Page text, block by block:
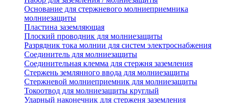
Основание для стержневого молниеприемника
молниезащиты
Пластина заземляющая
Плоский проводник для молниезащиты
Разрядник тока молнии для систем электроснабжения
Соединитель для молниезащиты
Соединительная клемма для стержня заземления
Стержень землянного ввода для молниезащиты
Стержневой молниеприемник для молниезащиты
Токоотвод для молниезащиты круглый
Ударный наконечник для стерженя заземления